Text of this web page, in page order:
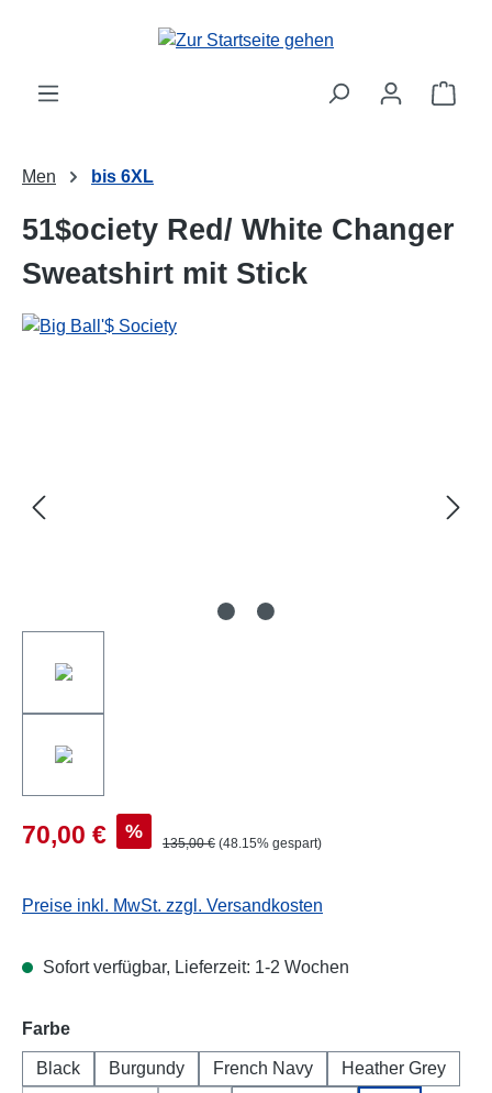
Men bis 6XL
51$ociety Red/ White Changer
Sweatshirt mit Stick
70,00 € %
135,00 € (48.15% gespart)
Preise inkl. MwSt. zzgl. Versandkosten
Sofort verfügbar, Lieferzeit: 1-2 Wochen
Farbeauswählen
Black Burgundy French Navy
Heather Grey